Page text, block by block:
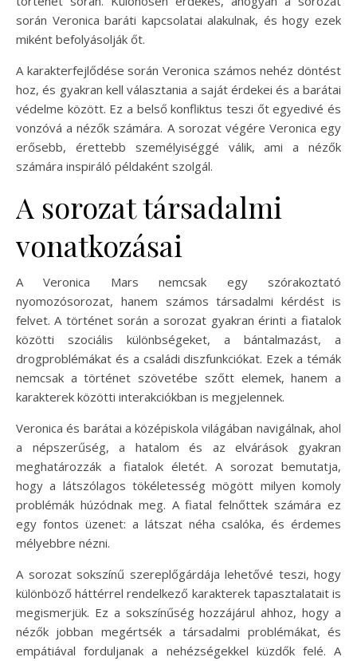
során Veronica baráti kapcsolatai alakulnak, és hogy ezek
miként befolyásolják őt.
A karakterfejlődése során Veronica számos nehéz döntést
hoz, és gyakran kell választania a saját érdekei és a barátai
védelme között. Ez a belső konfliktus teszi őt egyedivé és
vonzóvá a nézők számára. A sorozat végére Veronica egy
erősebb, érettebb személyiséggé válik, ami a nézők
számára inspiráló példaként szolgál.
A sorozat társadalmi
vonatkozásai
A Veronica Mars nemcsak egy szórakoztató
nyomozósorozat, hanem számos társadalmi kérdést is
felvet. A történet során a sorozat gyakran érinti a fiatalok
közötti szociális különbségeket, a bántalmazást, a
drogproblémákat és a családi diszfunkciókat. Ezek a témák
nemcsak a történet szövetébe szőtt elemek, hanem a
karakterek közötti interakciókban is megjelennek.
Veronica és barátai a középiskola világában navigálnak, ahol
a népszerűség, a hatalom és az elvárások gyakran
meghatározzák a fiatalok életét. A sorozat bemutatja,
hogy a látszólagos tökéletesség mögött milyen komoly
problémák húzódnak meg. A fiatal felnőttek számára ez
egy fontos üzenet: a látszat néha csalóka, és érdemes
mélyebbre nézni.
A sorozat sokszínű szereplőgárdája lehetővé teszi, hogy
különböző háttérrel rendelkező karakterek tapasztalatait is
megismerjük. Ez a sokszínűség hozzájárul ahhoz, hogy a
nézők jobban megértsék a társadalmi problémákat, és
empátiával forduljanak a nehézségekkel küzdők felé. A